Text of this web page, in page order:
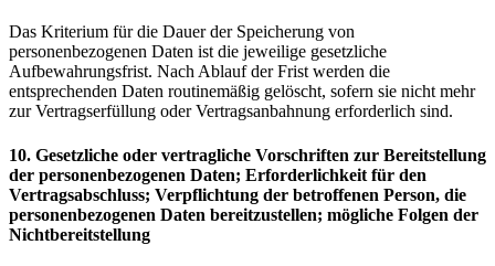
Das Kriterium für die Dauer der Speicherung von
personenbezogenen Daten ist die jeweilige gesetzliche
Aufbewahrungsfrist. Nach Ablauf der Frist werden die
entsprechenden Daten routinemäßig gelöscht, sofern sie nicht mehr
zur Vertragserfüllung oder Vertragsanbahnung erforderlich sind.
10. Gesetzliche oder vertragliche Vorschriften zur Bereitstellung
der personenbezogenen Daten; Erforderlichkeit für den
Vertragsabschluss; Verpflichtung der betroffenen Person, die
personenbezogenen Daten bereitzustellen; mögliche Folgen der
Nichtbereitstellung